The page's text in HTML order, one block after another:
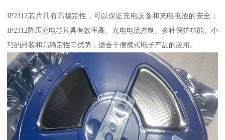
IP2312芯片具有高稳定性，可以保证充电设备和充电电池的安全；
IP2312降压充电芯片具有效率高、充电电流控制、多种保护功能、小
巧的封装和高稳定性等优势，适合于便携式电子产品的应用。